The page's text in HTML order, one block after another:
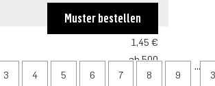
ab 250
1,45 €
ab 500
1,41 €
Muster bestellen
3 4 5 6 7 8 9
...